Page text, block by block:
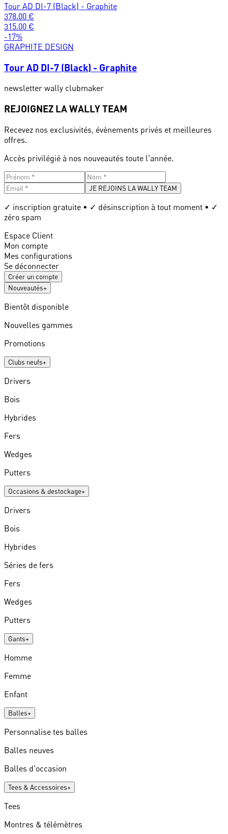
Tour AD DI-7 (Black) - Graphite
378.00 €
315.00 €
-17%
GRAPHITE DESIGN
Tour AD DI-7 (Black) - Graphite
newsletter wally clubmaker
REJOIGNEZ LA WALLY TEAM
Recevez nos exclusivités, évènements privés et meilleures
offres.
Accès privilégié à nos nouveautés toute l'année.
JE REJOINS LA WALLY TEAM
✓ inscription gratuite • ✓ désinscription à tout moment • ✓
zéro spam
Espace Client
Mon compte
Mes configurations
Se déconnecter
Créer un compte
Nouveautés+
Bientôt disponible
Nouvelles gammes
Promotions
Clubs neufs+
Drivers
Bois
Hybrides
Fers
Wedges
Putters
Occasions & destockage+
Drivers
Bois
Hybrides
Séries de fers
Fers
Wedges
Putters
Gants+
Homme
Femme
Enfant
Balles+
Personnalise tes balles
Balles neuves
Balles d'occasion
Tees & Accessoires+
Tees
Montres & télémètres